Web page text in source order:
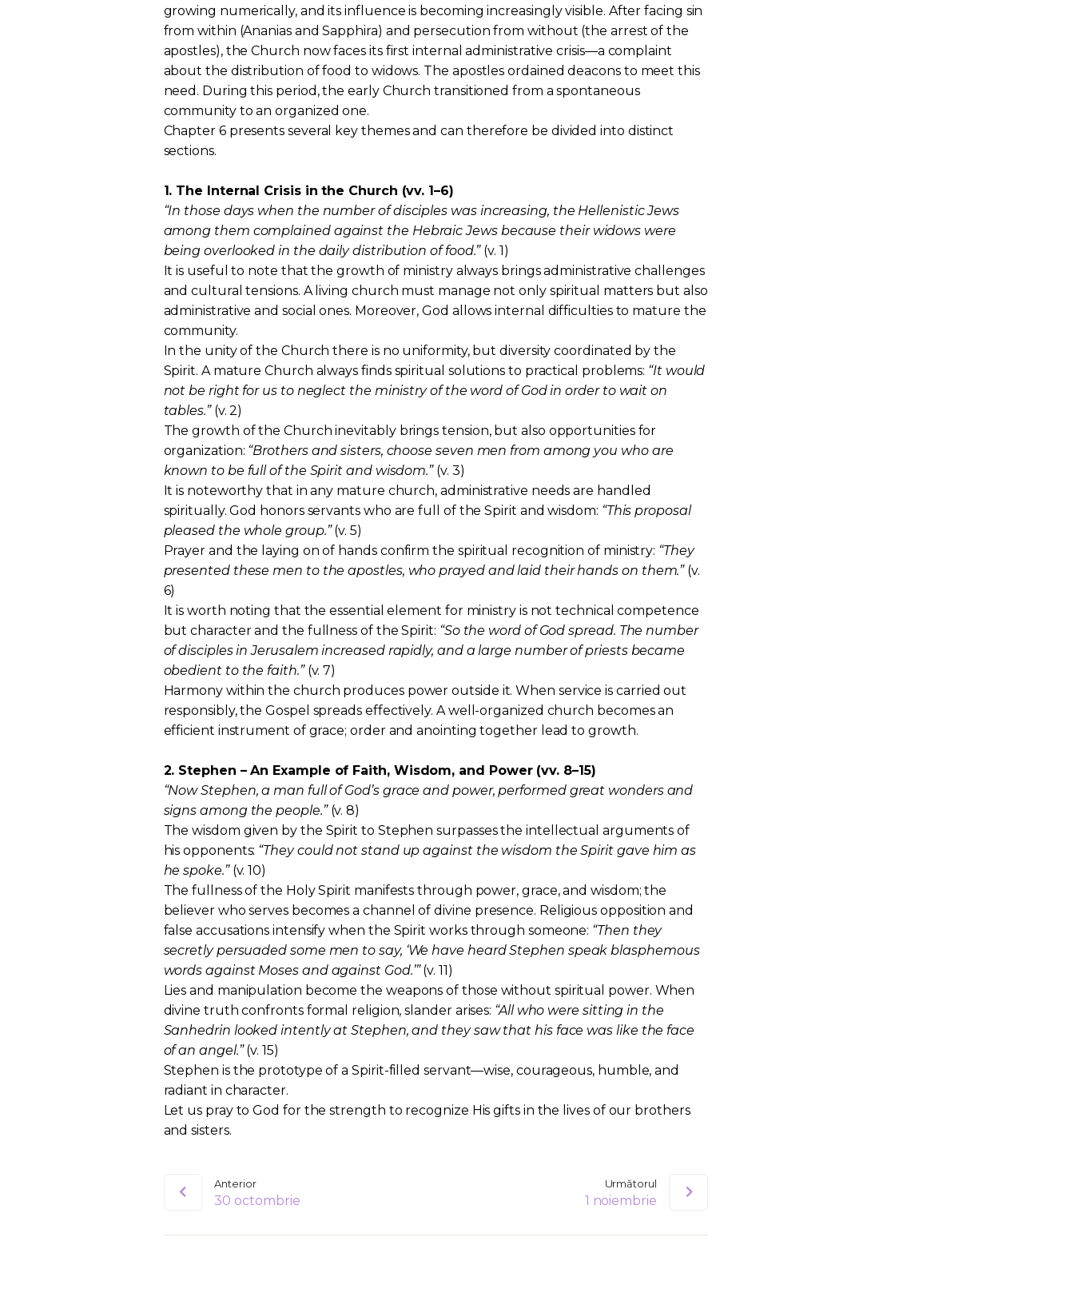
growing numerically, and its influence is becoming increasingly visible. After facing sin
from within (Ananias and Sapphira) and persecution from without (the arrest of the
apostles), the Church now faces its first internal administrative crisis—a complaint
about the distribution of food to widows. The apostles ordained deacons to meet this
need. During this period, the early Church transitioned from a spontaneous
community to an organized one.
Chapter 6 presents several key themes and can therefore be divided into distinct
sections.
1. The Internal Crisis in the Church (vv. 1–6)
“In those days when the number of disciples was increasing, the Hellenistic Jews
among them complained against the Hebraic Jews because their widows were
being overlooked in the daily distribution of food.”(v. 1)
It is useful to note that the growth of ministry always brings administrative challenges
and cultural tensions. A living church must manage not only spiritual matters but also
administrative and social ones. Moreover, God allows internal difficulties to mature the
community.
In the unity of the Church there is no uniformity, but diversity coordinated by the
Spirit. A mature Church always finds spiritual solutions to practical problems: “It would
not be right for us to neglect the ministry of the word of God in order to wait on
tables.”(v. 2)
The growth of the Church inevitably brings tension, but also opportunities for
organization: “Brothers and sisters, choose seven men from among you who are
known to be full of the Spirit and wisdom.”(v. 3)
It is noteworthy that in any mature church, administrative needs are handled
spiritually. God honors servants who are full of the Spirit and wisdom: “This proposal
pleased the whole group.”(v. 5)
Prayer and the laying on of hands confirm the spiritual recognition of ministry: “They
presented these men to the apostles, who prayed and laid their hands on them.”(v.
6)
It is worth noting that the essential element for ministry is not technical competence
but character and the fullness of the Spirit: “So the word of God spread. The number
of disciples in Jerusalem increased rapidly, and a large number of priests became
obedient to the faith.”(v. 7)
Harmony within the church produces power outside it. When service is carried out
responsibly, the Gospel spreads effectively. A well-organized church becomes an
efficient instrument of grace; order and anointing together lead to growth.
2. Stephen – An Example of Faith, Wisdom, and Power (vv. 8–15)
“Now Stephen, a man full of God’s grace and power, performed great wonders and
signs among the people.”(v. 8)
The wisdom given by the Spirit to Stephen surpasses the intellectual arguments of
his opponents: “They could not stand up against the wisdom the Spirit gave him as
he spoke.”(v. 10)
The fullness of the Holy Spirit manifests through power, grace, and wisdom; the
believer who serves becomes a channel of divine presence. Religious opposition and
false accusations intensify when the Spirit works through someone: “Then they
secretly persuaded some men to say, ‘We have heard Stephen speak blasphemous
words against Moses and against God.’”(v. 11)
Lies and manipulation become the weapons of those without spiritual power. When
divine truth confronts formal religion, slander arises: “All who were sitting in the
Sanhedrin looked intently at Stephen, and they saw that his face was like the face
of an angel.”(v. 15)
Stephen is the prototype of a Spirit-filled servant—wise, courageous, humble, and
radiant in character.
Let us pray to God for the strength to recognize His gifts in the lives of our brothers
and sisters.
Anterior
30 octombrie
Următorul
1 noiembrie